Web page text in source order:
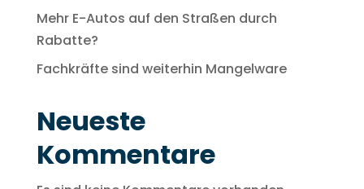
Mehr E-Autos auf den Straßen durch
Rabatte?
Fachkräfte sind weiterhin Mangelware
Neueste
Kommentare